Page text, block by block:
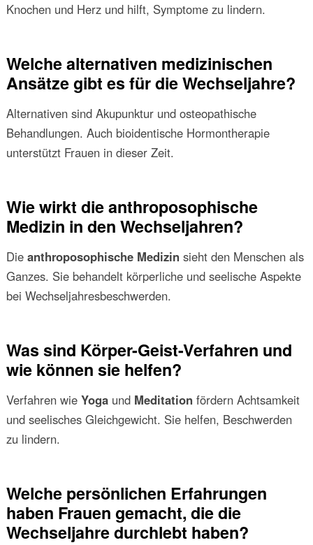
Knochen und Herz und hilft, Symptome zu lindern.
Welche alternativen medizinischen
Ansätze gibt es für die Wechseljahre?
Alternativen sind Akupunktur und osteopathische
Behandlungen. Auch bioidentische Hormontherapie
unterstützt Frauen in dieser Zeit.
Wie wirkt die anthroposophische
Medizin in den Wechseljahren?
Die anthroposophische Medizin sieht den Menschen als
Ganzes. Sie behandelt körperliche und seelische Aspekte
bei Wechseljahresbeschwerden.
Was sind Körper-Geist-Verfahren und
wie können sie helfen?
Verfahren wie Yogaund Meditation fördern Achtsamkeit
und seelisches Gleichgewicht. Sie helfen, Beschwerden
zu lindern.
Welche persönlichen Erfahrungen
haben Frauen gemacht, die die
Wechseljahre durchlebt haben?